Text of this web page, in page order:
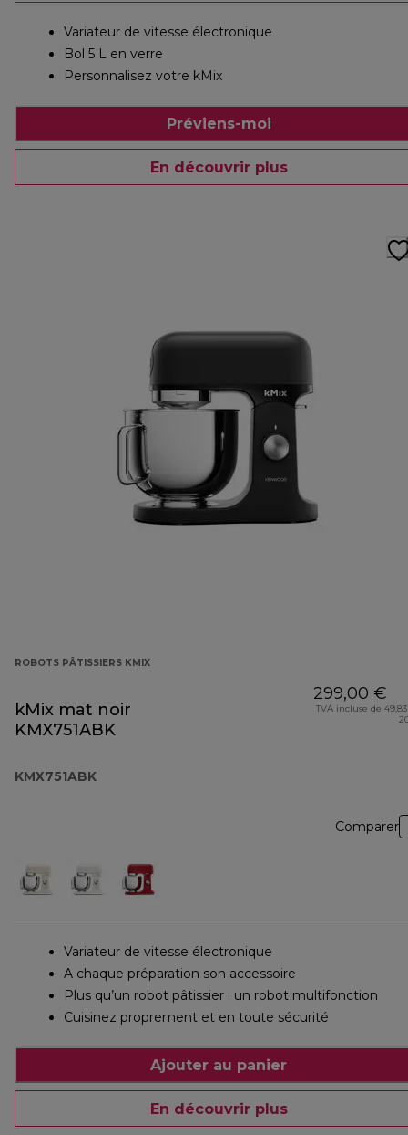
Variateur de vitesse électronique
Bol 5 L en verre
Personnalisez votre kMix
Préviens-moi
En découvrir plus
ROBOTS PÂTISSIERS KMIX
kMix mat noir
KMX751ABK
KMX751ABK
299,00 €
TVA incluse de
Comparer
Variateur de vitesse électronique
A chaque préparation son accessoire
Plus qu’un robot pâtissier : un robot multifonction
Cuisinez proprement et en toute sécurité
Ajouter au panier
En découvrir plus